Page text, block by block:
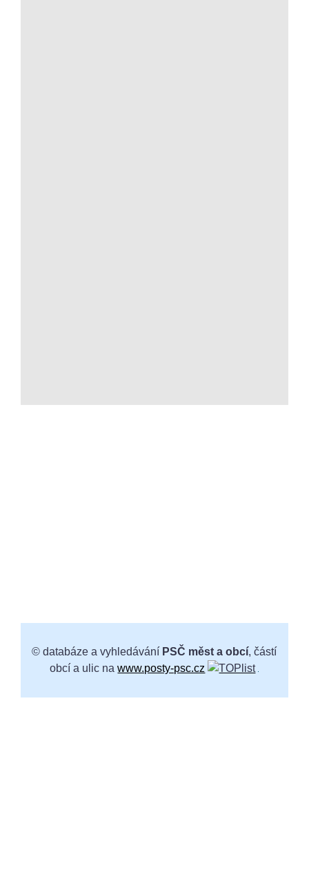
© databáze a vyhledávání PSČ měst a obcí, částí
obcí a ulic nawww.posty-psc.cz